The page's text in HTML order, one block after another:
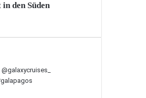
den Süden